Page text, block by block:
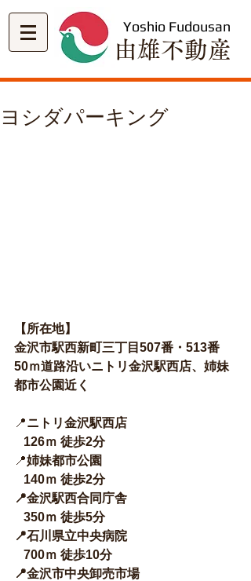
​由雄不動産
Yoshio Fudousan
ヨシダパーキング
【所在地】
金沢市駅西新町三丁目507番・513番
50ｍ道路沿いニトリ金沢駅西店、姉妹
都市公園近く
📍ニトリ金沢駅西店
   126ｍ 徒歩2分
📍姉妹都市公園
   140ｍ 徒歩2分
📍金沢駅西合同庁舎
   350ｍ 徒歩5分
📍石川県立中央病院
   700ｍ
徒歩10分
📍金沢市中央卸売市場